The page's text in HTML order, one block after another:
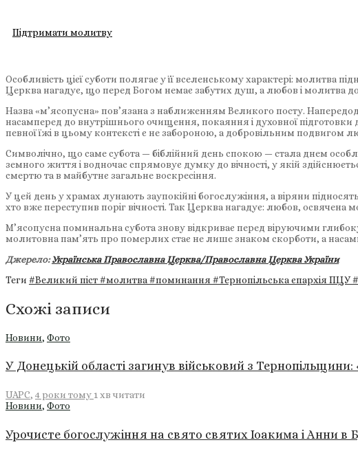
Підтримати молитву
Особливість цієї суботи полягає у її вселенському характері: молитва
Церква нагадує, що перед Богом немає забутих душ, а любов і молитва
Назва «м’ясопусна» пов’язана з наближенням Великого посту.
насамперед до внутрішнього очищення, покаяння і духовної підготовки
певної їжі в цьому контексті є не забороною, а добровільним
Символічно, що саме субота — біблійний день спокою — стала днем
земного життя і водночас спрямовує думку до вічності, у якій
смертю та в майбутнє загальне воскресіння.
У цей день у храмах лунають заупокійні богослужіння, а віряни
хто вже переступив поріг вічності. Так Церква нагадує: любов,
М’ясопусна поминальна субота знову відкриває перед віруючими
молитовна пам’ять про померлих стає не лише знаком скорботи, а
Джерело:Українська Православна Церква/Православна Церква України
Теги #Великий піст#молитва#поминання #Тернопільська єпархія ПЦУ
Схожі записи
Новини, Фото
У Донецькій області загинув військовий з
UAPC, 4 роки тому 1 хв читати
Новини, Фото
Урочисте богослужіння на свято святих Іоакима і Анни в